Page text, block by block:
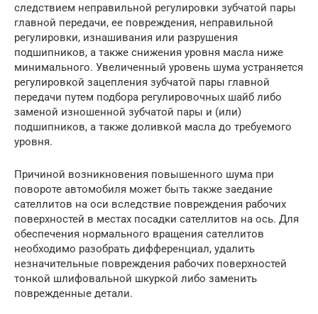
следствием неправильной регулировки зубчатой пары
главной передачи, ее повреждения, неправильной
регулировки, изнашивания или разрушения
подшипников, а также снижения уровня масла ниже
минимального. Увеличенный уровень шума устраняется
регулировкой зацепления зубчатой пары главной
передачи путем подбора регулировочных шайб либо
заменой изношенной зубчатой пары и (или)
подшипников, а также доливкой масла до требуемого
уровня.
Причиной возникновения повышенного шума при
повороте автомобиля может быть также заедание
сателлитов на оси вследствие повреждения рабочих
поверхностей в местах посадки сателлитов на ось. Для
обеспечения нормального вращения сателлитов
необходимо разобрать дифференциал, удалить
незначительные повреждения рабочих поверхностей
тонкой шлифовальной шкуркой либо заменить
поврежденные детали.